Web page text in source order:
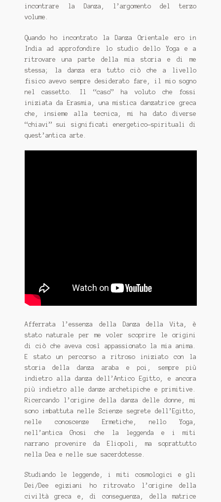
incontrare la Danza, l’argomento del terzo
volume.
Quando ho incontrato la Danza Orientale ero in
India ad approfondire lo studio dello Yoga e a
ritrovare una parte della mia storia e di me
stessa; la danza era tutto ciò che a livello
fisico avevo sempre desiderato fare, il mio sogno
nel cassetto. Il “caso” ha voluto che fossi
iniziata da Erasmia, una mistica danzatrice greca
che, insieme alla tecnica, mi ha dato diverse
“chiavi” sui significati energetico-spirituali di
quest’antica arte.
Afferrata l’essenza della Danza della Vita, è
stato naturale per me voler scoprire le origini
di ciò che aveva così appassionato la mia anima.
E stato un percorso a ritroso iniziato con la
storia della danza araba e poi, sempre più
indietro alla danza dell’Antico Egitto, e ancora
più indietro alle danze archetipiche e primitive.
Ricercando l’origine della danza delle donne, mi
sono imbattuta nelle Scienze segrete dell’Egitto,
nelle conoscenze Ermetiche, nello Yoga,
nell’antica Gnosi che la leggenda e i miti
narrano provenire da Eliopoli, ma soprattutto
nella Dea e nelle sue sacerdotesse.
Studiando le leggende, i miti cosmologici e gli
Dei/Dee egiziani ho ritrovato l’origine della
civiltà greca e, di conseguenza, della matrice